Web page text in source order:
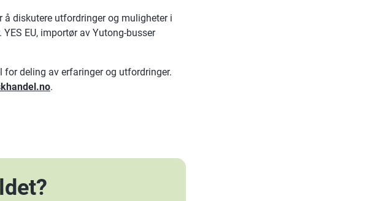
diskutere utfordringer og muligheter i
EU, importør av Yutong-busser
deling av erfaringer og utfordringer.
.